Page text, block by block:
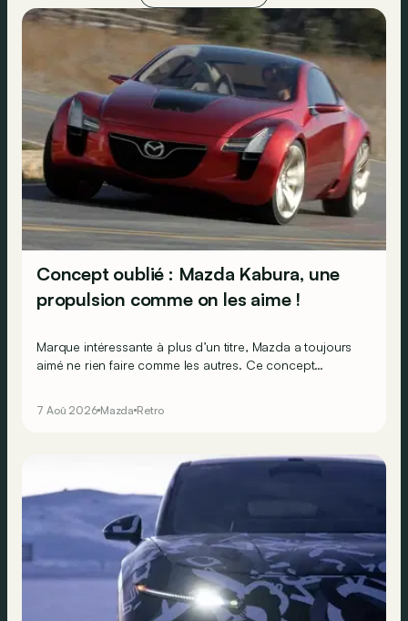
Concept oublié : Mazda Kabura, une
propulsion comme on les aime !
Marque intéressante à plus d’un titre, Mazda a toujours
aimé ne rien faire comme les autres. Ce concept
7 Aoû 2026 Mazda Retro